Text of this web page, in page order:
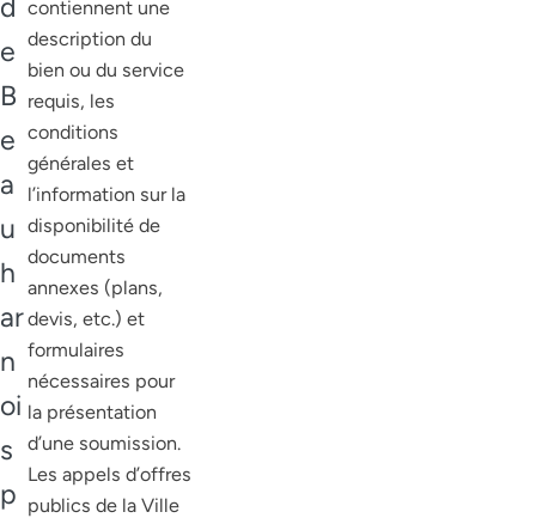
d
e
B
e
a
u
h
ar
n
oi
s
p
contiennent une
description du
bien ou du service
requis, les
conditions
générales et
l’information sur la
disponibilité de
documents
annexes (plans,
devis, etc.) et
formulaires
nécessaires pour
la présentation
d’une soumission.
Les appels d’offres
publics de la Ville